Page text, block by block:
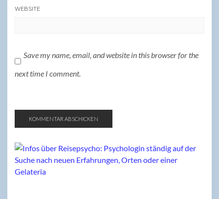
WEBSITE
Save my name, email, and website in this browser for the
next time I comment.